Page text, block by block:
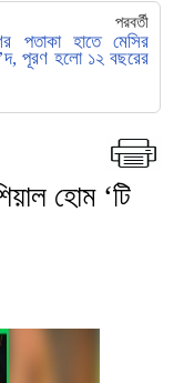
পরবর্তী
পতাকা হাতে মেসির
পূরণ হলো ১২ বছরের
হোম ‘টি